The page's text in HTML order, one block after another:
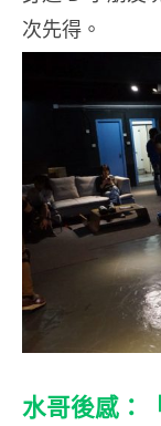
次先得。
水哥後感：